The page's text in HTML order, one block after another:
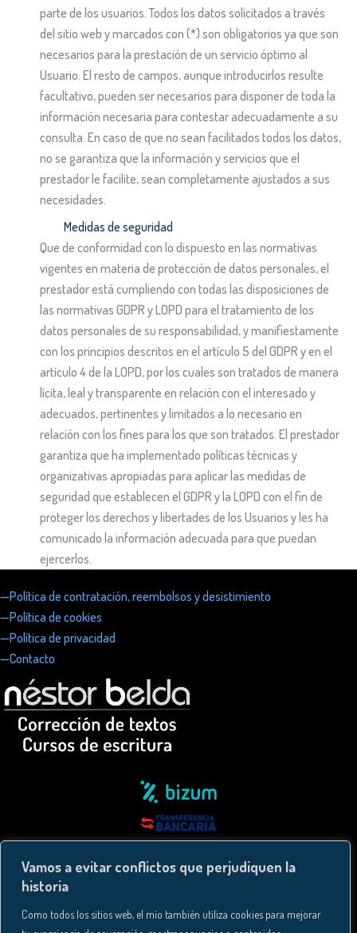
Vamos a evitar conflictos que perjudiquen la
historia
Como todos los sitios web, el mío también utiliza cookies para mejorar
parte de los usuarios. Todos los datos solicitados a través
del sitio web y marcados con (*) son obligatorios ya que son
necesarios para la prestación de un servicio óptimo al
Usuario. El resto de campos, aunque introducirlos resulte
facultativo, pueden ser necesarios para disponer de toda la
información necesaria para contestar adecuadamente a su
consulta. En caso de que no sean facilitados todos los datos,
no se garantiza que la información y servicios que el
prestador le facilite, sean completamente ajustados a sus
necesidades.
Medidas de seguridad
Que de conformidad con lo dispuesto en las normativas
vigentes en materia de protección de datos personales, el
prestador está cumpliendo con todas las disposiciones de
las normativas GDPR y LOPD para el tratamiento de los
datos personales de su responsabilidad, y manifiestamente
con los principios descritos en el artículo 5 del GDPR y en el
artículo 4 de la LOPD, por los cuales son tratados de manera
lícita, leal y transparente en relación con el interesado y
adecuados, pertinentes y limitados a lo necesario en
relación con los fines para los que son tratados. El prestador
garantiza que ha implementado políticas técnicas y
organizativas apropiadas para aplicar las medidas de
seguridad que establecen el GDPR y la LOPD con el fin de
proteger los derechos y libertades de los Usuarios y les ha
comunicado la información adecuada para que puedan
ejercerlos.
—Política de contratación, reembolsos y desistimiento
—Política de cookies
—Política de privacidad
—Contacto